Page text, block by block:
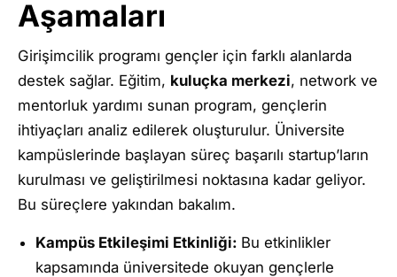
Aşamaları
Girişimcilik programı gençler için farklı alanlarda
destek sağlar. Eğitim, kuluçka merkezi, network ve
mentorluk yardımı sunan program, gençlerin
ihtiyaçları analiz edilerek oluşturulur. Üniversite
kampüslerinde başlayan süreç başarılı startup’ların
kurulması ve geliştirilmesi noktasına kadar geliyor.
Bu süreçlere yakından bakalım.
Kampüs Etkileşimi Etkinliği: Bu etkinlikler
kapsamında üniversitede okuyan gençlerle